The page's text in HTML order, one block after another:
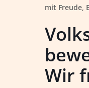
mit Freude,
Wir